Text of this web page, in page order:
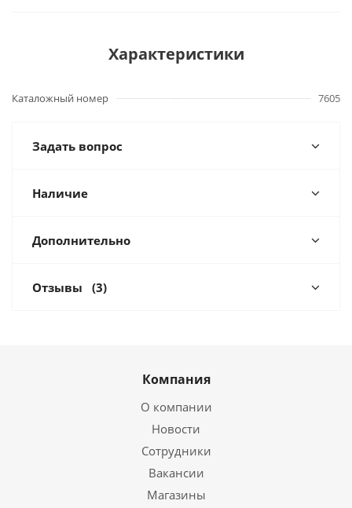
Характеристики
Каталожный номер 7605
Задать вопрос
Наличие
Дополнительно
Отзывы (3)
Компания
О компании
Новости
Сотрудники
Вакансии
Магазины